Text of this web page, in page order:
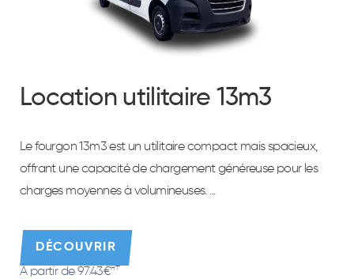
Location utilitaire 13m3
Le fourgon 13m3 est un utilitaire compact mais spacieux,
offrant une capacité de chargement généreuse pour les
charges moyennes à volumineuses. ...
DÉCOUVRIR
À partir de 97.43€HT*